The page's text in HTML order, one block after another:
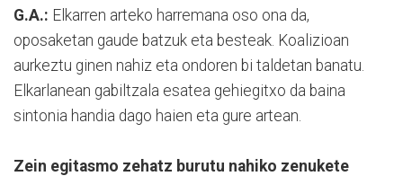
G.A.: Elkarren arteko harremana oso ona da,
oposaketan gaude batzuk eta besteak. Koalizioan
aurkeztu ginen nahiz eta ondoren bi taldetan banatu.
Elkarlanean gabiltzala esatea gehiegitxo da baina
sintonia handia dago haien eta gure artean.
Zein egitasmo zehatz burutu nahiko zenukete